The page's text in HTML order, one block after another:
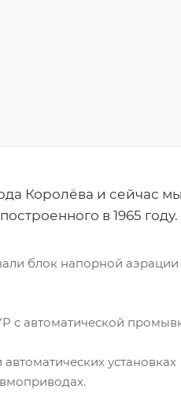
Королёва и сейчас мы
в 1965 году.
блок напорной аэрации
с автоматической
установках